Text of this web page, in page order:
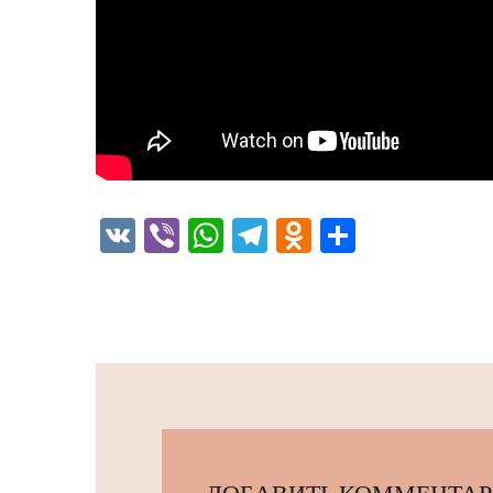
VK ViberWhatsApp
Telegram